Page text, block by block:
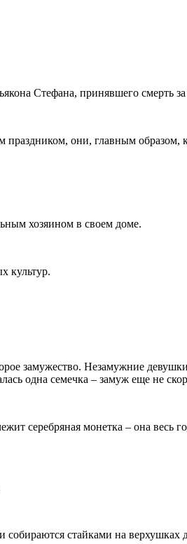
Стефана, принявшего смерть
праздником, они, главным
хозяином в своем доме.
культур.
замужество. Незамужние
одна семечка – замуж еще не
серебряная монетка – она
стайками на верхушках